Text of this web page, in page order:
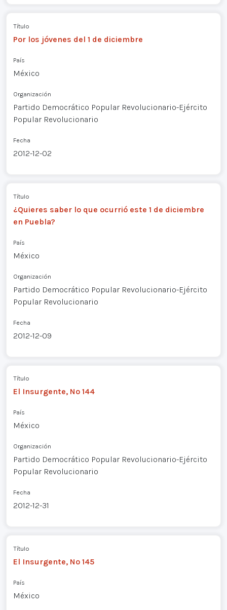
Título
Por los jóvenes del 1 de diciembre
País
México
Organización
Partido Democrático Popular Revolucionario-Ejército
Popular Revolucionario
Fecha
2012-12-02
Título
¿Quieres saber lo que ocurrió este 1 de diciembre
en Puebla?
País
México
Organización
Partido Democrático Popular Revolucionario-Ejército
Popular Revolucionario
Fecha
2012-12-09
Título
El Insurgente, Nº 144
País
México
Organización
Partido Democrático Popular Revolucionario-Ejército
Popular Revolucionario
Fecha
2012-12-31
Título
El Insurgente, Nº 145
País
México